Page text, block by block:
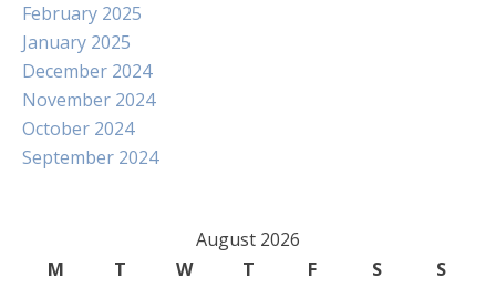
February 2025
January 2025
December 2024
November 2024
October 2024
September 2024
August 2026
M
T W T F S
S